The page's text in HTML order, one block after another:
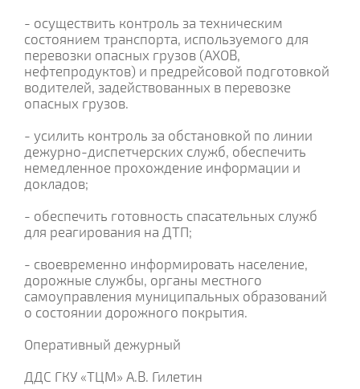
- осуществить контроль за техническим
состоянием транспорта, используемого для
перевозки опасных грузов (АХОВ,
нефтепродуктов) и предрейсовой подготовкой
водителей, задействованных в перевозке
опасных грузов.
- усилить контроль за обстановкой по линии
дежурно-диспетчерских служб, обеспечить
немедленное прохождение информации и
докладов;
- обеспечить готовность спасательных служб
для реагирования на ДТП;
- своевременно информировать население,
дорожные службы, органы местного
самоуправления муниципальных образований
о состоянии дорожного покрытия.
Оперативный дежурный
ДДС ГКУ «ТЦМ» А.В. Гилетин